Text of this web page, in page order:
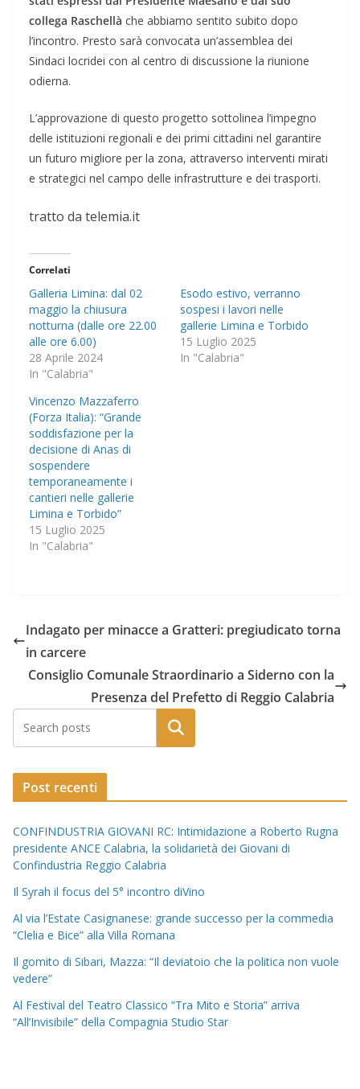
collega Raschellà che abbiamo sentito subito dopo
l’incontro. Presto sarà convocata un’assemblea dei
Sindaci locridei con al centro di discussione la riunione
odierna.
L’approvazione di questo progetto sottolinea l’impegno
delle istituzioni regionali e dei primi cittadini nel garantire
un futuro migliore per la zona, attraverso interventi mirati
e strategici nel campo delle infrastrutture e dei trasporti.
tratto da telemia.it
Correlati
Galleria Limina: dal 02
maggio la chiusura
notturna (dalle ore 22.00
alle ore 6.00)
28 Aprile 2024
In "Calabria"
Esodo estivo, verranno
sospesi i lavori nelle
gallerie Limina e Torbido
15 Luglio 2025
In "Calabria"
Vincenzo Mazzaferro
(Forza Italia): “Grande
soddisfazione per la
decisione di Anas di
sospendere
temporaneamente i
cantieri nelle gallerie
Limina e Torbido”
15 Luglio 2025
In "Calabria"
Indagato per minacce a Gratteri: pregiudicato torna
in carcere
Consiglio Comunale Straordinario a Siderno con la
Presenza del Prefetto di Reggio Calabria
Post recenti
CONFINDUSTRIA GIOVANI RC: Intimidazione a Roberto Rugna
presidente ANCE Calabria, la solidarietà dei Giovani di
Confindustria Reggio Calabria
Il Syrah il focus del 5° incontro diVino
Al via l’Estate Casignanese: grande successo per la commedia
“Clelia e Bice” alla Villa Romana
Il gomito di Sibari, Mazza: “Il deviatoio che la politica non vuole
vedere”
Al Festival del Teatro Classico “Tra Mito e Storia” arriva
“All’Invisibile” della Compagnia Studio Star